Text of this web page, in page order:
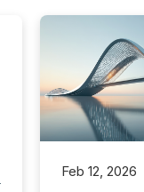
Feb 12, 2026